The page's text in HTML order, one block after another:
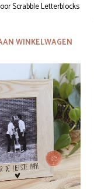
Scrabble Letterblocks
WINKELWAGEN